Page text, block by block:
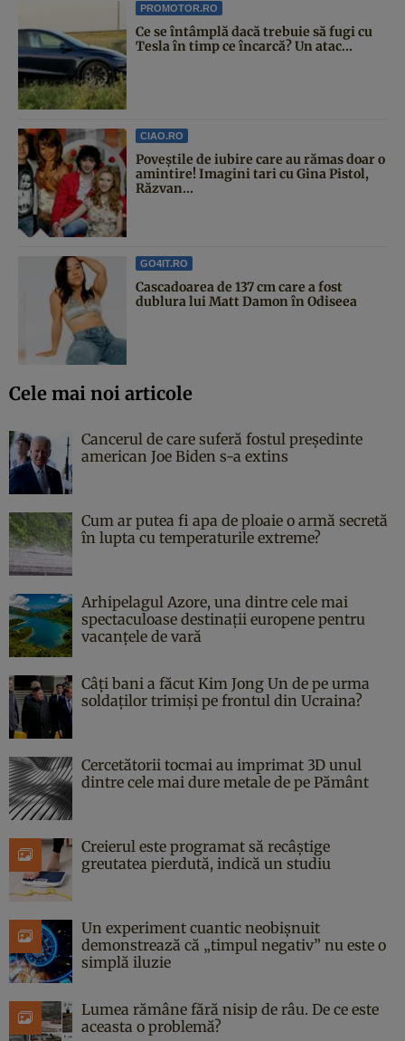
PROMOTOR.RO
Ce se întâmplă dacă trebuie să fugi cu
Tesla în timp ce încarcă? Un atac...
CIAO.RO
Poveştile de iubire care au rămas doar o
amintire! Imagini tari cu Gina Pistol,
Răzvan...
GO4IT.RO
Cascadoarea de 137 cm care a fost
dublura lui Matt Damon în Odiseea
Cele mai noi articole
Cancerul de care suferă fostul președinte
american Joe Biden s-a extins
Cum ar putea fi apa de ploaie o armă secretă
în lupta cu temperaturile extreme?
Arhipelagul Azore, una dintre cele mai
spectaculoase destinații europene pentru
vacanțele de vară
Câți bani a făcut Kim Jong Un de pe urma
soldaților trimiși pe frontul din Ucraina?
Cercetătorii tocmai au imprimat 3D unul
dintre cele mai dure metale de pe Pământ
Creierul este programat să recâștige
greutatea pierdută, indică un studiu
Un experiment cuantic neobișnuit
demonstrează că „timpul negativ” nu este o
simplă iluzie
Lumea rămâne fără nisip de râu. De ce este
aceasta o problemă?